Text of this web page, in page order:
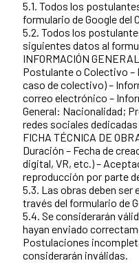
5.1. Todos los
formulario de Google del
5.2. Todos los
siguientes datos al
INFORMACIÓN
Postulante o Colectivo –
caso de colectivo) –
correo electrónico –
General: Nacionalidad;
redes sociales
FICHA TÉCNICA DE
Duración – Fecha de
digital, VR, etc.) –
reproducción por parte
5.3. Las obras deben ser
través del formulario de
5.4. Se considerarán
hayan enviado
Postulaciones
considerarán inválidas.